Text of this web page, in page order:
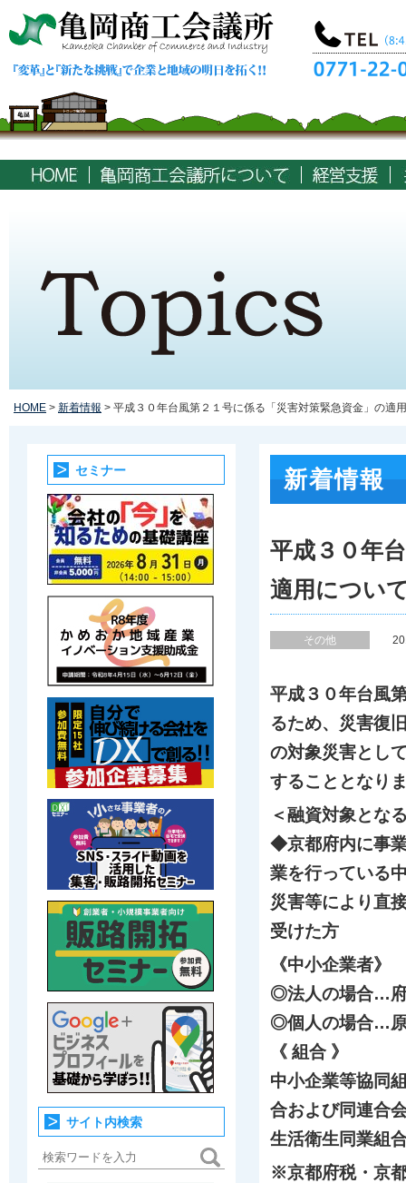
HOME > 新着情報 > 平成３０年台風第２１号に係る「災害対策緊急資金」の適
新着情報
平成３０年
適用につい
その他
平成３０年台風
るため、災害復
の対象災害とし
することとなり
＜融資対象とな
◆京都府内に事
業を行っている
災害等により直
受けた方
《中小企業者》
◎法人の場合…府
◎個人の場合…原
《 組合 》
中小企業等協同
合および同連合
生活衛生同業組
※京都府税・京
セミナー
サイト内検索